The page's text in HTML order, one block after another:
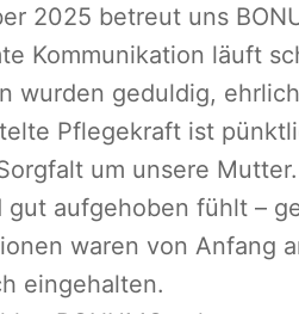
2025 betreut uns
Kommunikation läuft
wurden geduldig,
Pflegekraft ist
um unsere
gut aufgehoben fühlt –
waren von Anfang
eingehalten.